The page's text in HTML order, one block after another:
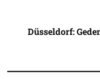
Düsseldorf: